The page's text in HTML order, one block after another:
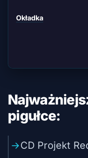
Okładka
pigułce:
CD Projekt